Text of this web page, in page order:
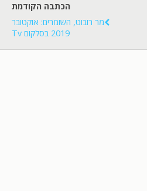
הכתבה הקודמת
מר רובוט, השומרים: אוקטובר
2019 בסלקום Tv